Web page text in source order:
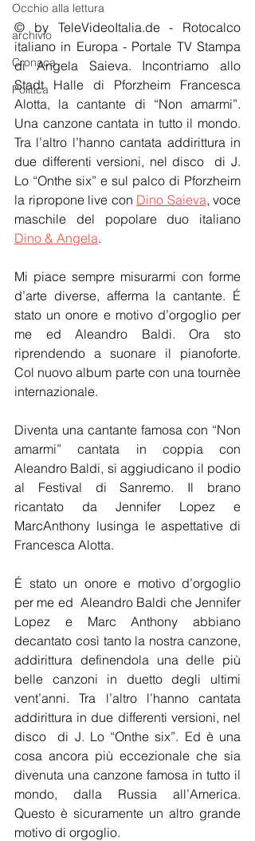
Occhio alla lettura
archivio
Cronaca
Politica
© by TeleVideoItalia.de - Rotocalco
italiano in Europa - Portale TV Stampa
di Angela Saieva. Incontriamo allo
Stadt Halle di Pforzheim Francesca
Alotta, la cantante di “Non amarmi”.
Una canzone cantata in tutto il mondo.
Tra l’altro l’hanno cantata addirittura in
due differenti versioni, nel disco  di J.
Lo “Onthe six” e sul palco di Pforzheim
la ripropone live con Dino Saieva, voce
Dino & Angela.
Mi piace sempre misurarmi con forme
d’arte diverse, afferma la cantante. É
stato un onore e motivo d’orgoglio per
me ed Aleandro Baldi. Ora sto
riprendendo a suonare il pianoforte.
Col nuovo album parte con una tournèe
internazionale.
Diventa una cantante famosa con “Non
amarmi” cantata in coppia con
Aleandro Baldi, si aggiudicano il podio
al Festival di Sanremo. Il brano
ricantato da Jennifer Lopez e
MarcAnthony lusinga le aspettative di
Francesca Alotta.
É stato un onore e motivo d’orgoglio
per me ed  Aleandro Baldi che Jennifer
Lopez e Marc Anthony abbiano
decantato così tanto la nostra canzone,
addirittura definendola una delle più
belle canzoni in duetto degli ultimi
vent’anni. Tra l’altro l’hanno cantata
addirittura in due differenti versioni, nel
disco  di J. Lo “Onthe six”. Ed è una
cosa ancora più eccezionale che sia
divenuta una canzone famosa in tutto il
mondo, dalla Russia all’America.
Questo è sicuramente un altro grande
motivo di orgoglio.